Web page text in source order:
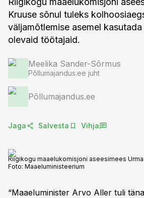
Kruuse sõnul tuleks
väljamõtlemise asemel
olevaid töötajaid.
Meelika Sander-Sõrmus
Põllumajandus.ee juht
Põllumajandus.ee
Jaga Salvesta Vihja
Riigikogu maaelukomisjoni aseesimees
Foto: Maaeluministeerium
“Maaeluminister Arvo Aller tuli